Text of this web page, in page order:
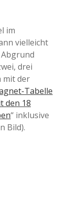
im
vielleicht
drei
mit der
Tabelle
den 18
“ inklusive
Bild).